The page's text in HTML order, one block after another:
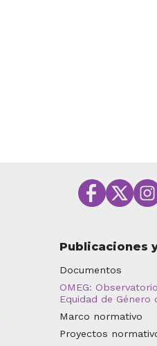
Publicaciones
Documentos
OMEG:
Equidad de Género
Marco normativo
Proyectos